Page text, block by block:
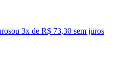
ou 3x de R$ 73,30 sem juros